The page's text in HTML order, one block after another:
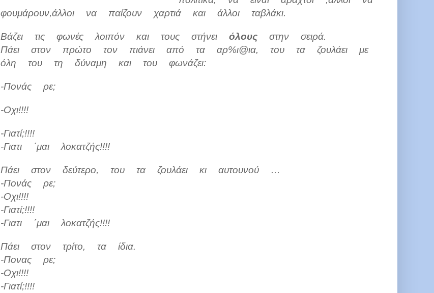
φουμάρουν,άλλοι να παίζουν χαρτιά και άλλοι ταβλάκι.
Βάζει τις φωνές λοιπόν και τους στήνει όλους στην σειρά.
Πάει στον πρώτο τον πιάνει από τα αρ%ι@ια, του τα ζουλάει με
όλη του τη δύναμη και του φωνάζει:
-Πονάς ρε;
-Οχι!!!!
-Γιατί;!!!!
-Γιατι ΄μαι λοκατζής!!!!
Πάει στον δεύτερο, του τα ζουλάει κι αυτουνού …
-Πονάς ρε;
-Οχι!!!!
-Γιατί;!!!!
-Γιατι ΄μαι λοκατζής!!!!
Πάει στον τρίτο, τα ίδια.
-Πονας ρε;
-Οχι!!!!
-Γιατί;!!!!